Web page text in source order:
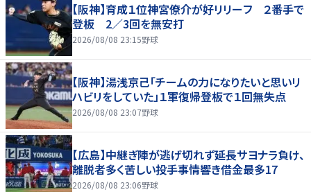
【阪神】育成１位神宮僚介が好リリーフ ２番手で
登板 2／3回を無安打
2026/08/08 23:15野球
【阪神】湯浅京己「チームの力になりたいと思いリ
ハビリをしていた」１軍復帰登板で１回無失点
2026/08/08 23:07野球
【広島】中継ぎ陣が逃げ切れず延長サヨナラ負け、
離脱者多く苦しい投手事情響き借金最多17
2026/08/08 23:06野球